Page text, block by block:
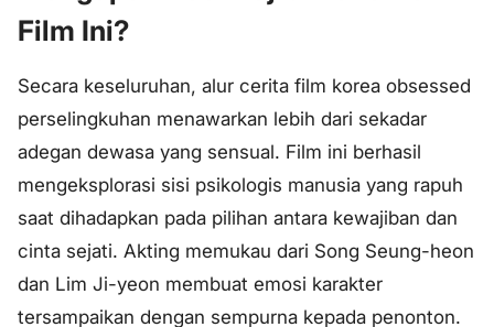
Film Ini?
Secara keseluruhan, alur cerita film korea obsessed
perselingkuhan menawarkan lebih dari sekadar
adegan dewasa yang sensual. Film ini berhasil
mengeksplorasi sisi psikologis manusia yang rapuh
saat dihadapkan pada pilihan antara kewajiban dan
cinta sejati. Akting memukau dari Song Seung-heon
dan Lim Ji-yeon membuat emosi karakter
tersampaikan dengan sempurna kepada penonton.